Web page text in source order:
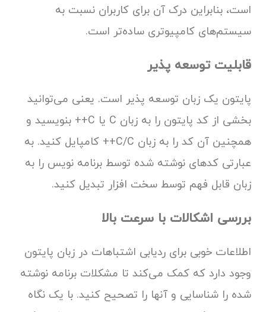
است، بنابراین درک آن برای کاربران نسبت به
سیستم‌های کامپیوتری ساده‌تر است.
قابلیت توسعه پذیر
پایتون یک زبان توسعه پذیر است. یعنی می‌توانید
بخشی از کد پایتون را به زبان C یا C++ بنویسید و
همچنین آن کد را به زبان C/C++ کامپایل کنید. به
عبارتی کدهای نوشته شده توسط برنامه نویس را به
زبان قابل فهم توسط سخت افزار تبدیل کنید.
بررسی اشکالات با سرعت بالا
اطلاعات خوبی برای ردیابی اشتباهات در زبان پایتون
وجود دارد که کمک می‌کند تا مشکلات برنامه نوشته
شده را شناسایی و آنها را تصحیح کنید. با یک نگاه